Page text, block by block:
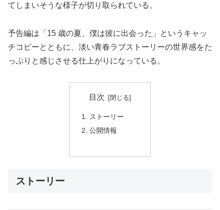
てしまいそうな様子が切り取られている。
予告編は「15 歳の夏、僕は彼に出会った」というキャッ
チコピーとともに、淡い青春ラブストーリーの世界感をた
っぷりと感じさせる仕上がりになっている。
目次
ストーリー
公開情報
ストーリー